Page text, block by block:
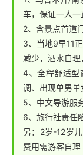
车，保证一人一
2、含景点首道
3、当地9早11
减少，酒水自理
4、全程舒适型
调、出现单男单
5、中文导游服
6、旅行社责任
另：2岁-12岁
费用需游客自理